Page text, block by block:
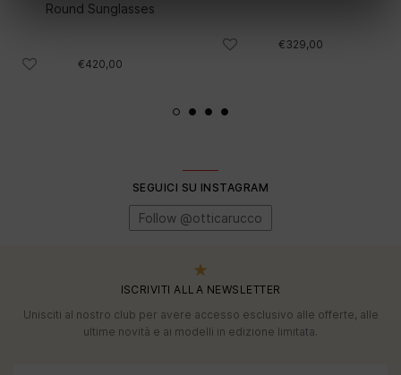
Round Sunglasses
€420,00
€329,00
SEGUICI SU INSTAGRAM
Follow @otticarucco
ISCRIVITI ALLA NEWSLETTER
Unisciti al nostro club per avere accesso esclusivo alle offerte, alle
ultime novità e ai modelli in edizione limitata.